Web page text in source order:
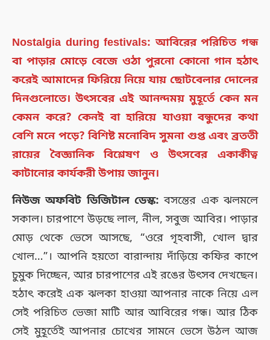
Nostalgia during festivals: আবিরের পরিচিত গন্ধ
বা পাড়ার মোড়ে বেজে ওঠা পুরনো কোনো গান হঠাৎ
করেই আমাদের ফিরিয়ে নিয়ে যায় ছোটবেলার দোলের
দিনগুলোতে। উৎসবের এই আনন্দময় মুহূর্তে কেন মন
কেমন করে? কেনই বা হারিয়ে যাওয়া বন্ধুদের কথা
বেশি মনে পড়ে? বিশিষ্ট মনোবিদ সুমনা গুপ্ত এবং ব্রততী
রায়ের বৈজ্ঞানিক বিশ্লেষণ ও উৎসবের একাকীত্ব
কাটানোর কার্যকরী উপায় জানুন।
নিউজ অফবিট ডিজিটাল ডেস্ক: বসন্তের এক ঝলমলে
সকাল। চারপাশে উড়ছে লাল, নীল, সবুজ আবির। পাড়ার
মোড় থেকে ভেসে আসছে, “ওরে গৃহবাসী, খোল দ্বার
খোল…”। আপনি হয়তো বারান্দায় দাঁড়িয়ে কফির কাপে
চুমুক দিচ্ছেন, আর চারপাশের এই রঙের উৎসব দেখছেন।
হঠাৎ করেই এক ঝলকা হাওয়া আপনার নাকে নিয়ে এল
সেই পরিচিত ভেজা মাটি আর আবিরের গন্ধ। আর ঠিক
সেই মুহূর্তেই আপনার চোখের সামনে ভেসে উঠল আজ